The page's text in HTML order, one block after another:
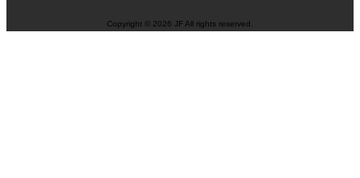
Copyright © 2026 JF All rights reserved.